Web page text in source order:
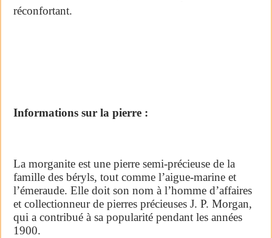
réconfortant.
Informations sur la pierre :
La morganite est une pierre semi-précieuse de la
famille des béryls, tout comme l’aigue-marine et
l’émeraude. Elle doit son nom à l’homme d’affaires
et collectionneur de pierres précieuses J. P. Morgan,
qui a contribué à sa popularité pendant les années
1900.